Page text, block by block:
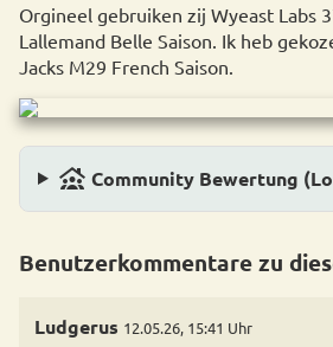
Orgineel gebruiken zij Wyeast Labs
Lallemand Belle Saison. Ik heb
Jacks M29 French Saison.
family_group Community Bewertung
Benutzerkommentare zu
Ludgerus 12.05.26, 15:41 Uhr